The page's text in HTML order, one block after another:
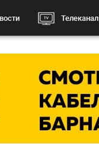
Телеканал